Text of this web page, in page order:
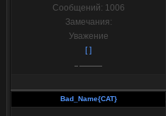
Сообщений: 1006
Замечания:
Уважение
[ ]
Bad_Name{CAT}